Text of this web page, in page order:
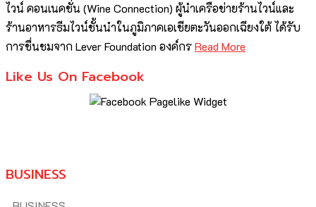
ไวน์ คอนเนคชั่น (Wine Connection) ผู้นำเครือข่ายร้านไวน์และ
ร้านอาหารธีมไวน์ชั้นนำในภูมิภาคเอเชียตะวันออกเฉียงใต้ ได้รับ
การชื่นชมจาก Lever Foundation องค์กรRead More
Like Us On Facebook
BUSINESS